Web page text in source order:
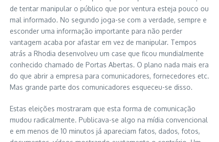
de tentar manipular o público que por ventura esteja pouco ou
mal informado. No segundo joga-se com a verdade, sempre e
esconder uma informação importante para não perder
vantagem acaba por afastar em vez de manipular. Tempos
atrás a Rhodia desenvolveu um case que ficou mundialmente
conhecido chamado de Portas Abertas. O plano nada mais era
do que abrir a empresa para comunicadores, fornecedores etc.
Mas grande parte dos comunicadores esqueceu-se disso.
Estas eleições mostraram que esta forma de comunicação
mudou radicalmente. Publicava-se algo na mídia convencional
e em menos de 10 minutos já apareciam fatos, dados, fotos,